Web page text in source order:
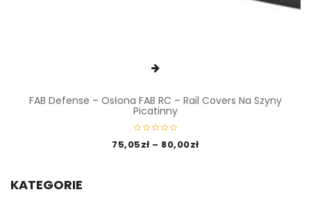
KATEGORIE
FAB Defense – Osłona FAB RC – Rail Covers Na Szyny
Picatinny
75,05zł – 80,00zł